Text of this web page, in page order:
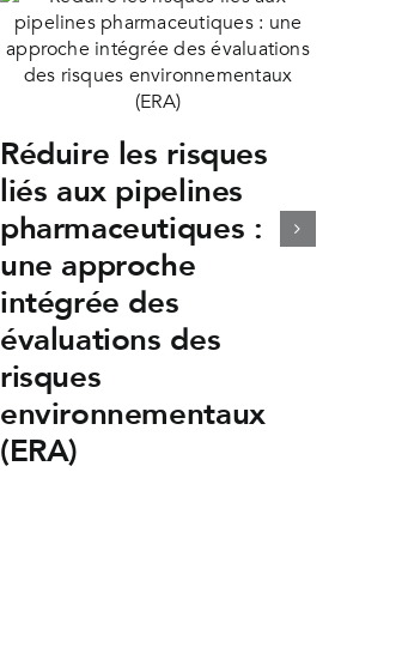
Réduire les risques
liés aux pipelines
pharmaceutiques :
une approche
intégrée des
évaluations des
risques
environnementaux
(ERA)